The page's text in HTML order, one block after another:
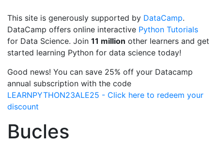
This site is generously supported by DataCamp.
DataCamp offers online interactive Python Tutorials
for Data Science. Join 11 million other learners and get
started learning Python for data science today!
Good news! You can save 25% off your Datacamp
annual subscription with the code
LEARNPYTHON23ALE25 - Click here to redeem your
discount
Bucles